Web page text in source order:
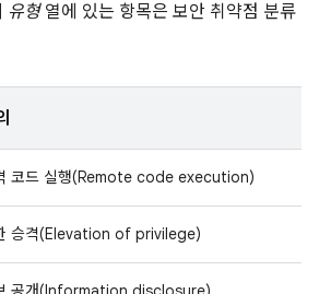
유형열에 있는 항목은 보안 취약점 분류
코드 실행(Remote code execution)
승격(Elevation of privilege)